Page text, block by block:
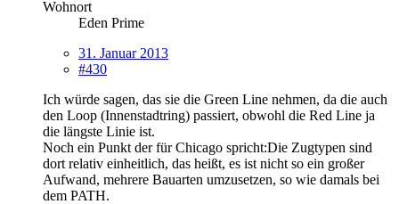
Wohnort
Eden Prime
31. Januar 2013
#430
Ich würde sagen, das sie die Green Line nehmen, da die auch
den Loop (Innenstadtring) passiert, obwohl die Red Line ja
die längste Linie ist.
Noch ein Punkt der für Chicago spricht:Die Zugtypen sind
dort relativ einheitlich, das heißt, es ist nicht so ein großer
Aufwand, mehrere Bauarten umzusetzen, so wie damals bei
dem PATH.